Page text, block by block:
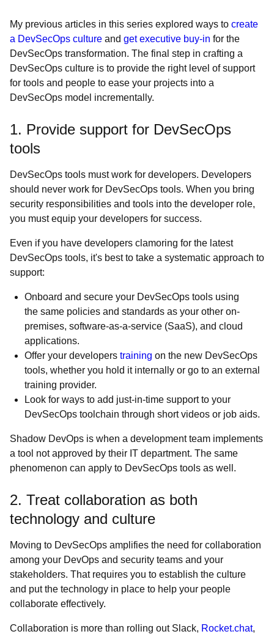
My previous articles in this series explored ways to create
a DevSecOps culture and get executive buy-in for the
DevSecOps transformation. The final step in crafting a
DevSecOps culture is to provide the right level of support
for tools and people to ease your projects into a
DevSecOps model incrementally.
1. Provide support for DevSecOps
tools
DevSecOps tools must work for developers. Developers
should never work for DevSecOps tools. When you bring
security responsibilities and tools into the developer role,
you must equip your developers for success.
Even if you have developers clamoring for the latest
DevSecOps tools, it's best to take a systematic approach to
support:
Onboard and secure your DevSecOps tools using
the same policies and standards as your other on-
premises, software-as-a-service (SaaS), and cloud
applications.
Offer your developers training on the new DevSecOps
tools, whether you hold it internally or go to an external
training provider.
Look for ways to add just-in-time support to your
DevSecOps toolchain through short videos or job aids.
Shadow DevOps is when a development team implements
a tool not approved by their IT department. The same
phenomenon can apply to DevSecOps tools as well.
2. Treat collaboration as both
technology and culture
Moving to DevSecOps amplifies the need for collaboration
among your DevOps and security teams and your
stakeholders. That requires you to establish the culture
and put the technology in place to help your people
collaborate effectively.
Collaboration is more than rolling out Slack, Rocket.chat,